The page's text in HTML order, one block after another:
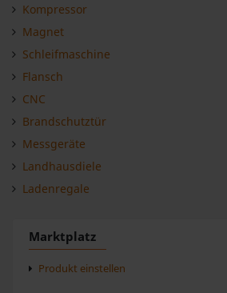
Kompressor
Magnet
Schleifmaschine
Flansch
CNC
Brandschutztür
Messgeräte
Landhausdiele
Ladenregale
Marktplatz
Produkt einstellen